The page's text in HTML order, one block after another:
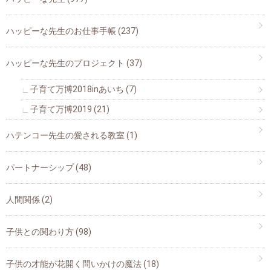
ハッピーな先生のお仕事手帳 (237)
ハッピーな先生のプロジェクト (37)
子育て万博2018inあいち (7)
子育て万博2019 (21)
ハテンコー先生の愛される教室 (1)
パートナーシップ(48)
人間関係(2)
子供との関わり方(98)
子供の才能が花開く問いかけの魔法(18)